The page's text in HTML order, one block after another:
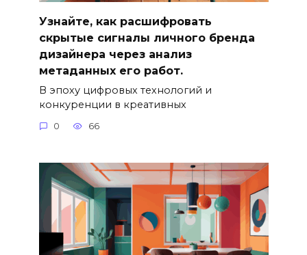
Узнайте, как расшифровать
скрытые сигналы личного бренда
дизайнера через анализ
метаданных его работ.
В эпоху цифровых технологий и
конкуренции в креативных
0 66